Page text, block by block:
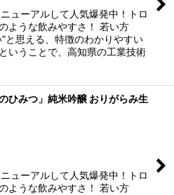
ューアルして人気爆発中！トロ
ような飲みやすさ！ 若い方
と思える、特徴のわかりやすい
いうことで、高知県の工業技術
ひみつ」純米吟醸 おりがらみ生
ューアルして人気爆発中！トロ
ような飲みやすさ！ 若い方